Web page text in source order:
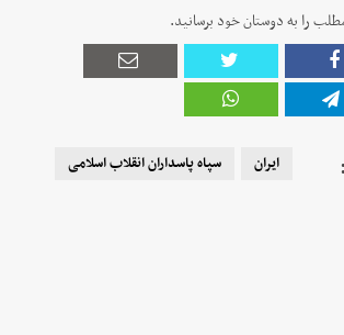
را به دوستان خود برسانید.
ایران سپاه پاسداران انقلاب اسلامی